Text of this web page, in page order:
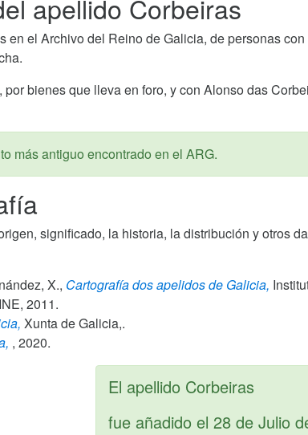
apellido Corbeiras
en el Archivo del Reino de Galicia, de personas
bienes que lleva en foro, y con Alonso das
más antiguo encontrado en el ARG.
significado, la historia, la distribución y otros
X., Cartografía dos apelidos de Galicia,
INE, 2011.
Xunta de Galicia,.
, 2020.
El apellido Corbeiras
fue añadido el 28 de Julio